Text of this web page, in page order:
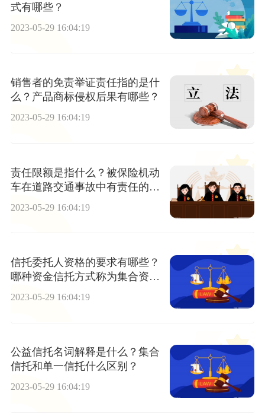
式有哪些？
2023-05-29 16:04:19
销售者的免责举证责任指的是什
么？产品商标侵权后果有哪些？
2023-05-29 16:04:19
责任限额是指什么？被保险机动
车在道路交通事故中有责任的赔
2023-05-29 16:04:19
信托委托人资格的要求有哪些？
哪种资金信托方式称为集合资金
信托？
2023-05-29 16:04:19
公益信托名词解释是什么？集合
信托和单一信托什么区别？
2023-05-29 16:04:19